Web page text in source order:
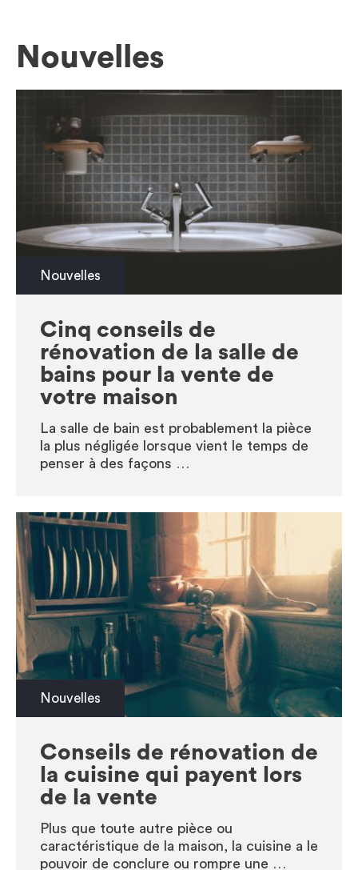
Nouvelles
Nouvelles
Cinq conseils de
rénovation de la salle de
bains pour la vente de
votre maison
La salle de bain est probablement la pièce
la plus négligée lorsque vient le temps de
penser à des façons …
Nouvelles
Conseils de rénovation de
la cuisine qui payent lors
de la vente
Plus que toute autre pièce ou
caractéristique de la maison, la cuisine a le
pouvoir de conclure ou rompre une …